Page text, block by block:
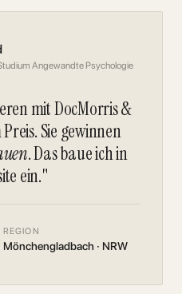
Angewandte Psychologie
mit DocMorris &
Sie gewinnen
. Das baue ich in
ein."
REGION
Mönchengladbach · NRW